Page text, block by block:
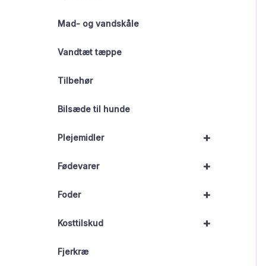
Mad- og vandskåle
Vandtæt tæppe
Tilbehør
Bilsæde til hunde
+
Plejemidler
+
Fødevarer
+
Foder
+
Kosttilskud
Fjerkræ